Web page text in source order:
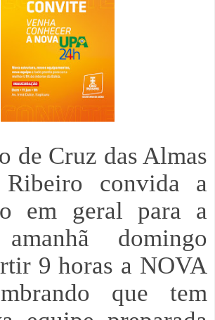
de Cruz das Almas
Ribeiro convida a
em geral para a
domingo
9 horas a NOVA
que tem